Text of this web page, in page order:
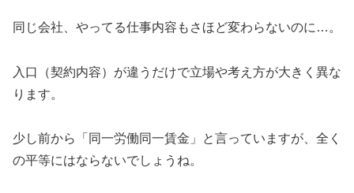
同じ会社、やってる仕事内容もさほど変わらないのに…。
入口（契約内容）が違うだけで立場や考え方が大きく異な
ります。
少し前から「同一労働同一賃金」と言っていますが、全く
の平等にはならないでしょうね。